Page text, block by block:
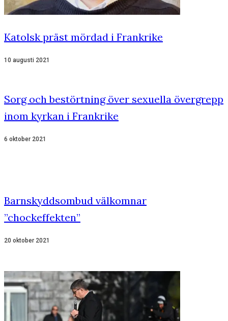
Katolsk präst mördad i Frankrike
10 augusti 2021
Sorg och bestörtning över sexuella övergrepp
inom kyrkan i Frankrike
6 oktober 2021
Barnskyddsombud välkomnar
”chockeffekten”
20 oktober 2021